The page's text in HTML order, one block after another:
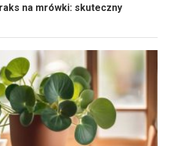
na mrówki: skuteczny